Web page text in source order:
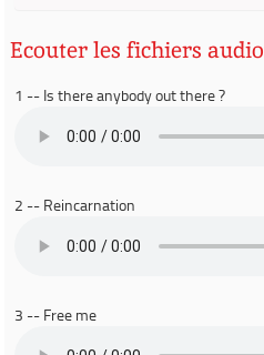
Ecouter les fichiers audio
1 -- Is there anybody out there ?
2 -- Reincarnation
3 -- Free me